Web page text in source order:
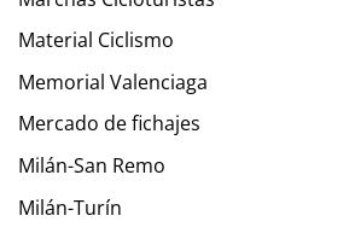
Material Ciclismo
Memorial Valenciaga
Mercado de fichajes
Milán-San Remo
Milán-Turín